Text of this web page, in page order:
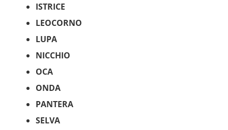
ISTRICE
LEOCORNO
LUPA
NICCHIO
OCA
ONDA
PANTERA
SELVA